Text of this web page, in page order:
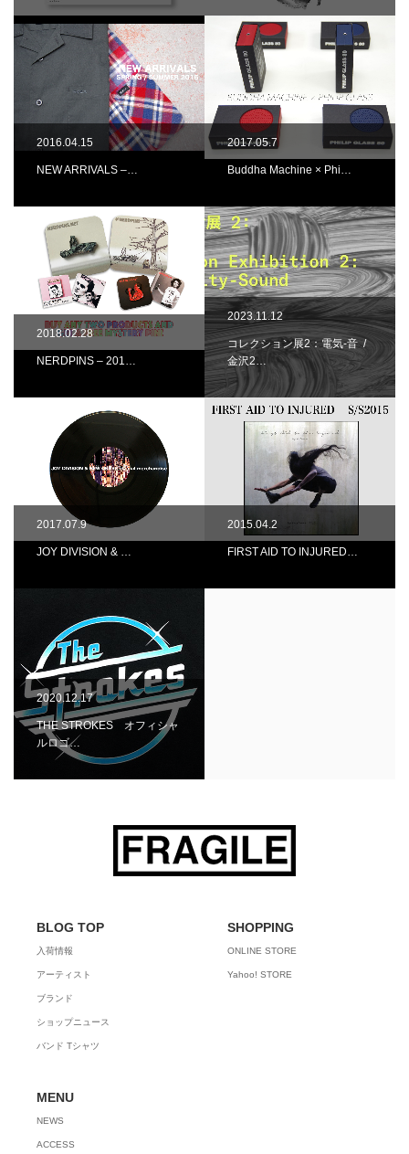
2016.04.15
NEW ARRIVALS –…
2017.05.7
Buddha Machine × Phi…
2018.02.28
NERDPINS – 201…
2023.11.12
コレクション展2：電気-音 /
金沢2…
2017.07.9
JOY DIVISION & …
2015.04.2
FIRST AID TO INJURED…
2020.12.17
THE STROKES オフィシャ
ルロゴ…
BLOG TOP
入荷情報
アーティスト
ブランド
ショップニュース
バンド Tシャツ
SHOPPING
ONLINE STORE
Yahoo! STORE
MENU
NEWS
ACCESS